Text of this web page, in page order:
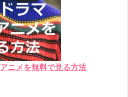
ニメを無料で見る方法